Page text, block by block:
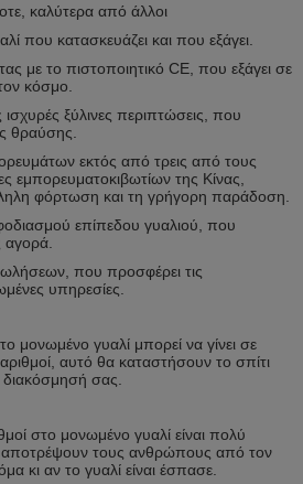
καλύτερα από άλλοι
που κατασκευάζει και που εξάγει.
με το πιστοποιητικό CE, που εξάγει σε
κόσμο.
ξύλινες περιπτώσεις, που
θραύσης.
εκτός από τρεις από τους
εμπορευματοκιβωτίων της Κίνας,
φόρτωση και τη γρήγορη παράδοση.
επίπεδου γυαλιού, που
αγορά.
που προσφέρει τις
υπηρεσίες.
μονωμένο γυαλί μπορεί να γίνει σε
αυτό θα καταστήσουν το σπίτι
σας.
στο μονωμένο γυαλί είναι πολύ
αποτρέψουν τους ανθρώπους από τον
κι αν το γυαλί είναι έσπασε.